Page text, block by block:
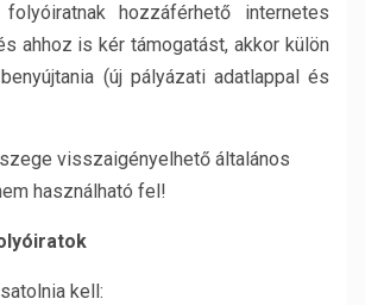
hozzáférhető internetes
ahhoz is kér támogatást, akkor külön
(új pályázati adatlappal és
visszaigényelhető általános
használható fel!
kell: